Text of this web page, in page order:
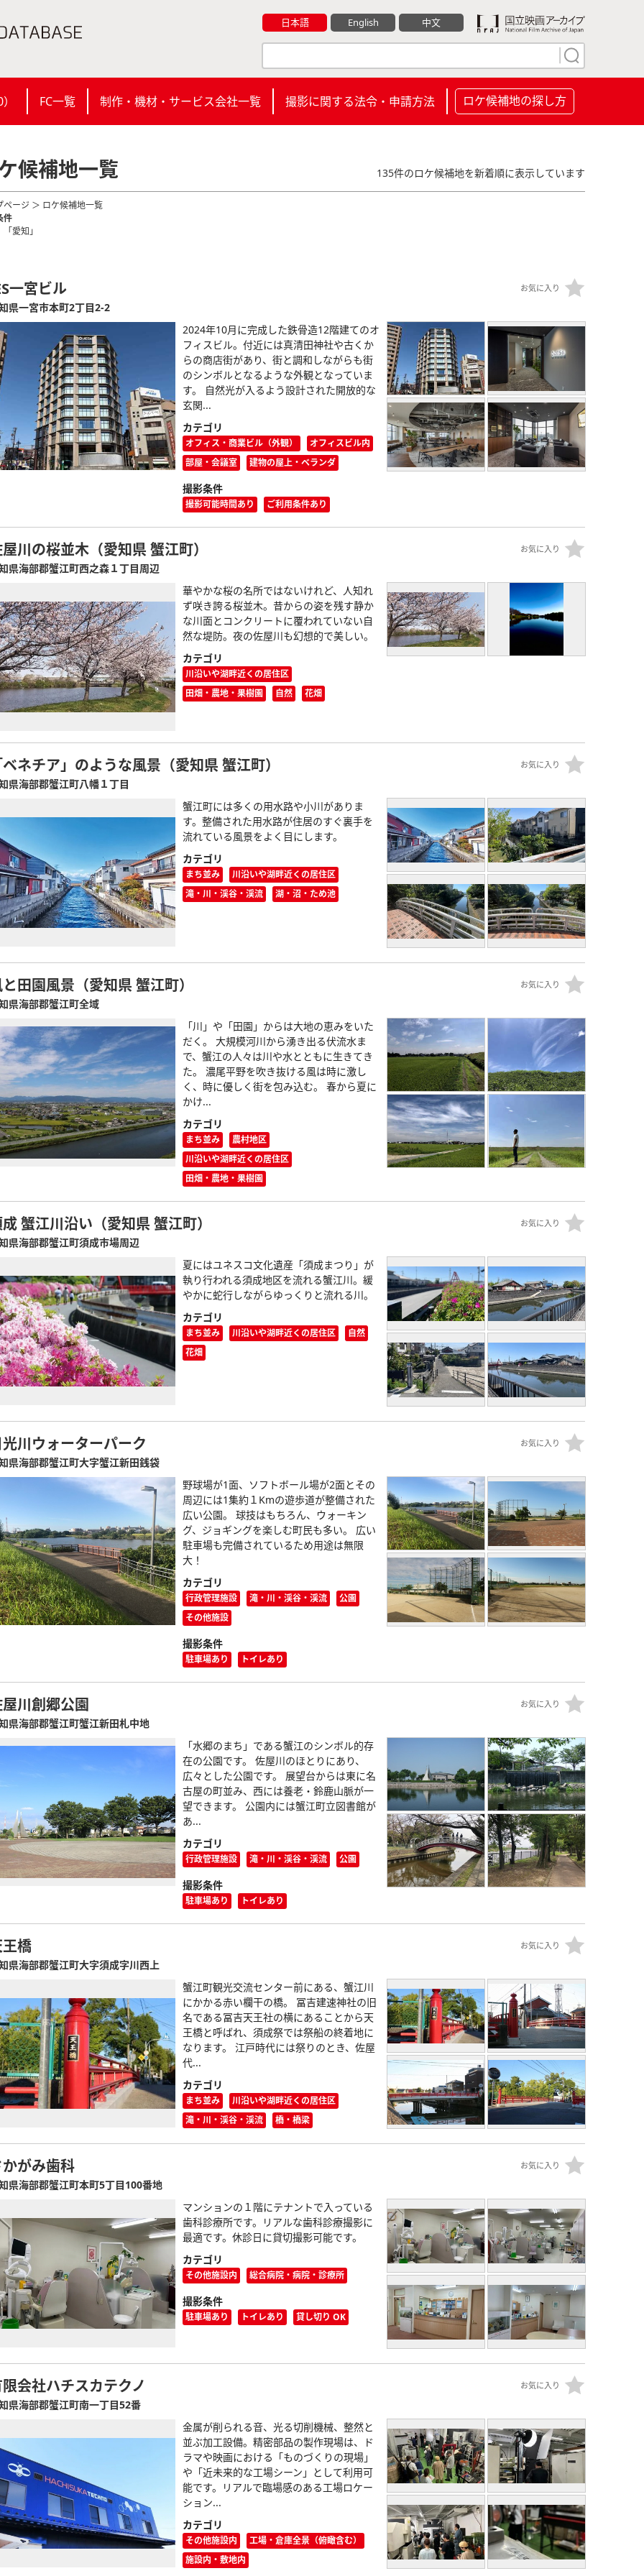
日本語 English 中文
） FC一覧 制作・機材・サービス会社一覧 撮影に関する法令・申請方法 ロケ候補地の探し方
候補地一覧 135件のロケ候補地を新着順に表示しています
ページ ＞ ロケ候補地一覧
件
愛知」
一宮ビル
県一宮市本町2丁目2-2
2024年10月に完成した鉄骨造12階建てのオ
フィスビル。付近には真清田神社や古くか
らの商店街があり、街と調和しながらも街
のシンボルとなるような外観となっていま
す。 自然光が入るよう設計された開放的な
玄関...
カテゴリ
オフィス・商業ビル（外観）
オフィスビル内
部屋・会議室
建物の屋上・ベランダ
撮影条件
撮影可能時間あり ご利用条件あり
お気に入り
川の桜並木（愛知県 蟹江町）
県海部郡蟹江町西之森１丁目周辺
華やかな桜の名所ではないけれど、人知れ
ず咲き誇る桜並木。昔からの姿を残す静か
な川面とコンクリートに覆われていない自
然な堤防。夜の佐屋川も幻想的で美しい。
カテゴリ
川沿いや湖畔近くの居住区
田畑・農地・果樹園
自然 花畑
お気に入り
ネチア」のような風景（愛知県 蟹江町）
県海部郡蟹江町八幡１丁目
蟹江町には多くの用水路や小川がありま
す。整備された用水路が住居のすぐ裏手を
流れている風景をよく目にします。
カテゴリ
まち並み
川沿いや湖畔近くの居住区
滝・川・渓谷・渓流
湖・沼・ため池
お気に入り
田園風景（愛知県 蟹江町）
県海部郡蟹江町全域
「川」や「田園」からは大地の恵みをいた
だく。 大規模河川から湧き出る伏流水ま
で、蟹江の人々は川や水とともに生きてき
た。 濃尾平野を吹き抜ける風は時に激し
く、時に優しく街を包み込む。 春から夏に
かけ...
カテゴリ
まち並み
農村地区
川沿いや湖畔近くの居住区
田畑・農地・果樹園
お気に入り
蟹江川沿い（愛知県 蟹江町）
県海部郡蟹江町須成市場周辺
夏にはユネスコ文化遺産「須成まつり」が
執り行われる須成地区を流れる蟹江川。緩
やかに蛇行しながらゆっくりと流れる川。
カテゴリ
まち並み 川沿いや湖畔近くの居住区
自然
花畑
お気に入り
川ウォーターパーク
県海部郡蟹江町大字蟹江新田銭袋
野球場が1面、ソフトボール場が2面とその
周辺には1集約１Kmの遊歩道が整備された
広い公園。 球技はもちろん、ウォーキン
グ、ジョギングを楽しむ町民も多い。 広い
駐車場も完備されているため用途は無限
大！
カテゴリ
行政管理施設 滝・川・渓谷・渓流
公園
その他施設
撮影条件
駐車場あり トイレあり
お気に入り
川創郷公園
県海部郡蟹江町蟹江新田札中地
「水郷のまち」である蟹江のシンボル的存
在の公園です。 佐屋川のほとりにあり、
広々とした公園です。 展望台からは東に名
古屋の町並み、西には養老・鈴鹿山脈が一
望できます。 公園内には蟹江町立図書館が
あ...
カテゴリ
行政管理施設 滝・川・渓谷・渓流 公園
撮影条件
駐車場あり トイレあり
お気に入り
橋
県海部郡蟹江町大字須成字川西上
蟹江町観光交流センター前にある、蟹江川
にかかる赤い欄干の橋。 冨吉建速神社の旧
名である冨吉天王社の横にあることから天
王橋と呼ばれ、須成祭では祭船の終着地に
なります。 江戸時代には祭りのとき、佐屋
代...
カテゴリ
まち並み
川沿いや湖畔近くの居住区
滝・川・渓谷・渓流
橋・橋梁
お気に入り
がみ歯科
県海部郡蟹江町本町5丁目100番地
マンションの１階にテナントで入っている
歯科診療所です。リアルな歯科診療撮影に
最適です。休診日に貸切撮影可能です。
カテゴリ
その他施設内 総合病院・病院・診療所
撮影条件
駐車場あり トイレあり 貸し切り OK
お気に入り
会社ハチスカテクノ
県海部郡蟹江町南一丁目52番
金属が削られる音、光る切削機械、整然と
並ぶ加工設備。精密部品の製作現場は、ド
ラマや映画における「ものづくりの現場」
や「近未来的な工場シーン」として利用可
能です。リアルで臨場感のある工場ロケー
ション...
カテゴリ
その他施設内
工場・倉庫全景（俯瞰含む）
施設内・敷地内
お気に入り